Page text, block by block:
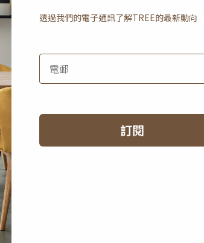
門、兩抽屜
透過我們的電子通訊了解TREE的最新動向
訂閱